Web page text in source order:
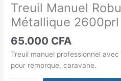
Treuil Manuel
Métallique
65.000 CFA
Treuil manuel professionnel
pour remorque, caravane.